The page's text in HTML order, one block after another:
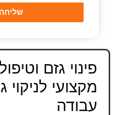
שליחה
פינוי גזם
מקצועי לניקוי
עבודה